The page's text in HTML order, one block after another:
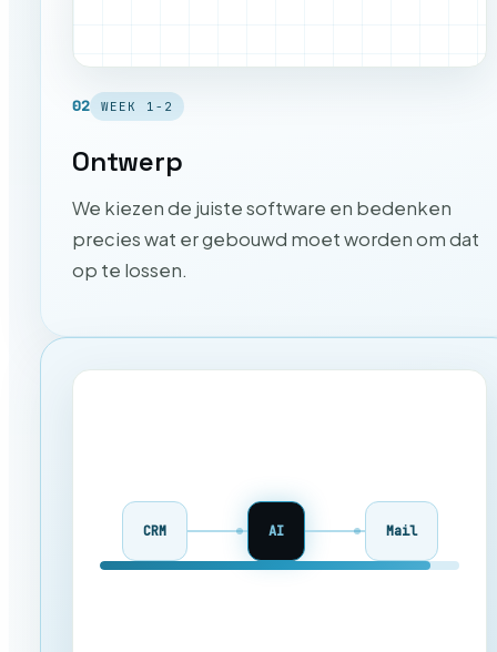
02 WEEK 1-2
Ontwerp
We kiezen de juiste software en bedenken
precies wat er gebouwd moet worden om dat
op te lossen.
CRM AI Mail